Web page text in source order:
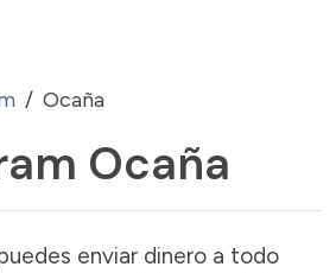
Ocaña
Ocaña
enviar dinero a todo